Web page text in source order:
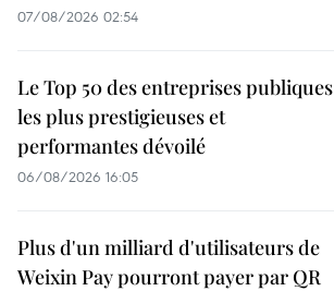
07/08/2026 02:54
Le Top 50 des entreprises publiques
les plus prestigieuses et
performantes dévoilé
06/08/2026 16:05
Plus d'un milliard d'utilisateurs de
Weixin Pay pourront payer par QR